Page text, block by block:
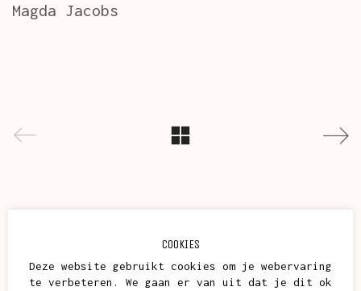
Magda Jacobs
COOKIES
Deze website gebruikt cookies om je webervaring
te verbeteren. We gaan er van uit dat je dit ok